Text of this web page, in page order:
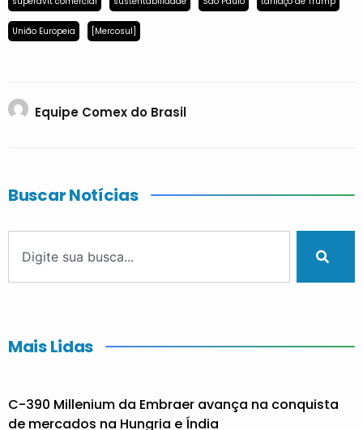
União Europeia [Mercosul]
Equipe Comex do Brasil
Buscar Notícias
Mais Lidas
C-390 Millenium da Embraer avança na conquista
de mercados na Hungria e Índia